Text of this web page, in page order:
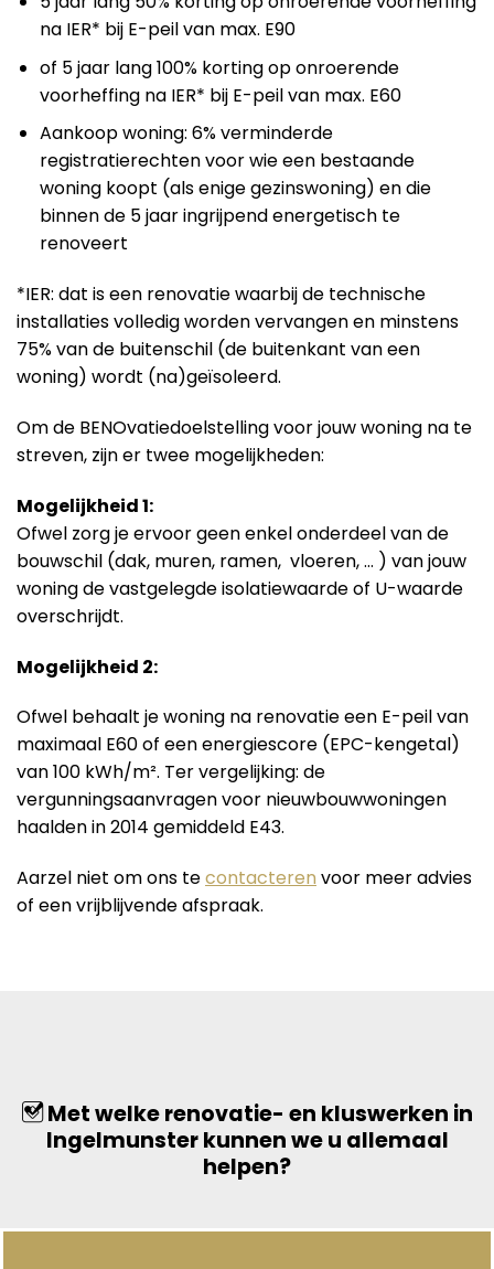
na IER* bij E-peil van max. E90
of 5 jaar lang 100% korting op onroerende
voorheffing na IER* bij E-peil van max. E60
Aankoop woning: 6% verminderde
registratierechten voor wie een bestaande
woning koopt (als enige gezinswoning) en die
binnen de 5 jaar ingrijpend energetisch te
renoveert
*IER: dat is een renovatie waarbij de technische
installaties volledig worden vervangen en minstens
75% van de buitenschil (de buitenkant van een
woning) wordt (na)geïsoleerd.
Om de BENOvatiedoelstelling voor jouw woning na te
streven, zijn er twee mogelijkheden:
Mogelijkheid 1:
Ofwel zorg je ervoor geen enkel onderdeel van de
bouwschil (dak, muren, ramen, vloeren, … ) van jouw
woning de vastgelegde isolatiewaarde of U-waarde
overschrijdt.
Mogelijkheid 2:
Ofwel behaalt je woning na renovatie een E-peil van
maximaal E60 of een energiescore (EPC-kengetal)
van 100 kWh/m². Ter vergelijking: de
vergunningsaanvragen voor nieuwbouwwoningen
haalden in 2014 gemiddeld E43.
Aarzel niet om ons tecontacteren voor meer advies
of een vrijblijvende afspraak.
Met welke renovatie- en kluswerken in
Ingelmunster kunnen we u allemaal
helpen?